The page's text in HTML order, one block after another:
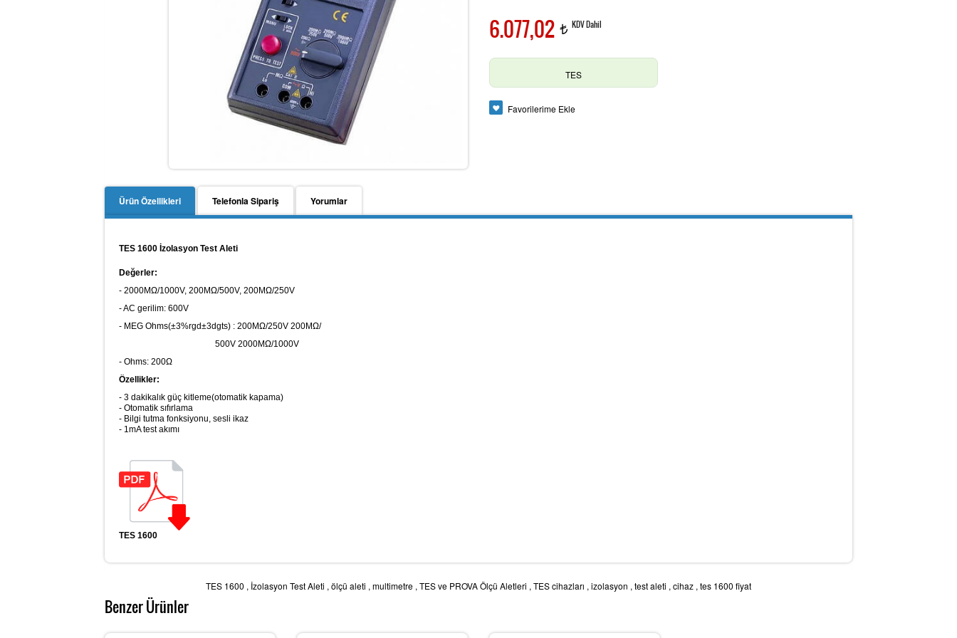
6.077,02 t KDV Dahil
TES
Favorilerime Ekle
Ürün Özellikleri Telefonla Sipariş Yorumlar
TES 1600 İzolasyon Test Aleti
Değerler:
- 2000MΩ/1000V, 200MΩ/500V, 200MΩ/250V
- AC gerilim: 600V
- MEG Ohms(±3%rgd±3dgts) : 200MΩ/250V 200MΩ/
500V 2000MΩ/1000V
- Ohms: 200Ω
Özellikler:
- 3 dakikalık güç kitleme(otomatik kapama)
- Otomatik sıfırlama
- Bilgi tutma fonksiyonu, sesli ikaz
- 1mA test akımı
TES 1600
TES 1600 , İzolasyon Test Aleti , ölçü aleti , multimetre , TES ve PROVA Ölçü Aletleri , TES cihazları , izolasyon , test aleti , cihaz , tes 1600 fiyat
Benzer Ürünler